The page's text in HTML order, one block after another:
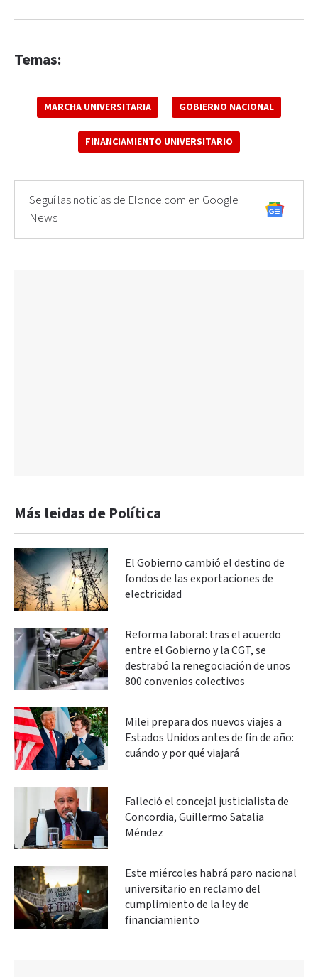
Temas:
MARCHA UNIVERSITARIA GOBIERNO NACIONAL
FINANCIAMIENTO UNIVERSITARIO
Seguí las noticias de Elonce.com en Google
News
Más leidas de Política
El Gobierno cambió el destino de
fondos de las exportaciones de
electricidad
Reforma laboral: tras el acuerdo
entre el Gobierno y la CGT, se
destrabó la renegociación de unos
800 convenios colectivos
Milei prepara dos nuevos viajes a
Estados Unidos antes de fin de año:
cuándo y por qué viajará
Falleció el concejal justicialista de
Concordia, Guillermo Satalia
Méndez
Este miércoles habrá paro nacional
universitario en reclamo del
cumplimiento de la ley de
financiamiento